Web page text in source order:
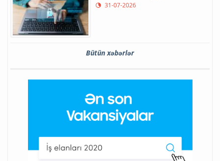
31-07-2026
Bütün xəbərlər